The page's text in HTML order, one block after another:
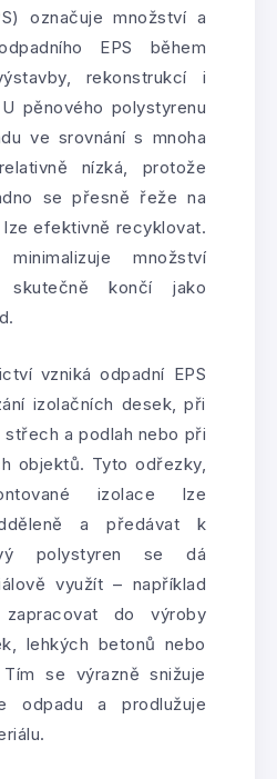
označuje množství a
EPS během
rekonstrukcí i
pěnového polystyrenu
ve srovnání s mnoha
nízká, protože
se přesně řeže na
lze efektivně recyklovat.
množství
skutečně končí jako
vzniká odpadní EPS
izolačních desek, při
a podlah nebo při
objektů. Tyto odřezky,
izolace lze
a předávat k
polystyren se dá
využít – například
do výroby
lehkých betonů nebo
se výrazně snižuje
odpadu a prodlužuje